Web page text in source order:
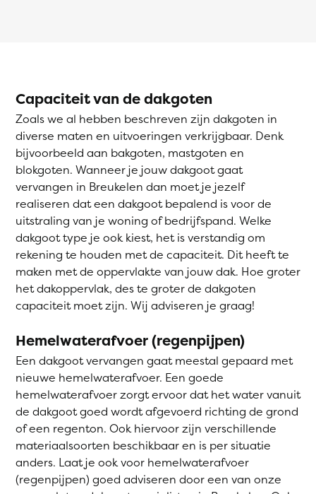
Capaciteit van de dakgoten
Zoals we al hebben beschreven zijn dakgoten in
diverse maten en uitvoeringen verkrijgbaar. Denk
bijvoorbeeld aan bakgoten, mastgoten en
blokgoten. Wanneer je jouw dakgoot gaat
vervangen in Breukelen dan moet je jezelf
realiseren dat een dakgoot bepalend is voor de
uitstraling van je woning of bedrijfspand. Welke
dakgoot type je ook kiest, het is verstandig om
rekening te houden met de capaciteit. Dit heeft te
maken met de oppervlakte van jouw dak. Hoe groter
het dakoppervlak, des te groter de dakgoten
capaciteit moet zijn. Wij adviseren je graag!
Hemelwaterafvoer (regenpijpen)
Een dakgoot vervangen gaat meestal gepaard met
nieuwe hemelwaterafvoer. Een goede
hemelwaterafvoer zorgt ervoor dat het water vanuit
de dakgoot goed wordt afgevoerd richting de grond
of een regenton. Ook hiervoor zijn verschillende
materiaalsoorten beschikbaar en is per situatie
anders. Laat je ook voor hemelwaterafvoer
(regenpijpen) goed adviseren door een van onze